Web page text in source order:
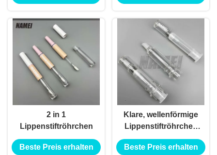
2 in 1
Lippenstiftröhrchen
Beste Preis erhalten
Klare, wellenförmige
Lippenstiftröhrchen
Erstaunliches Design
Luxus leerer
Beste Preis erhalten